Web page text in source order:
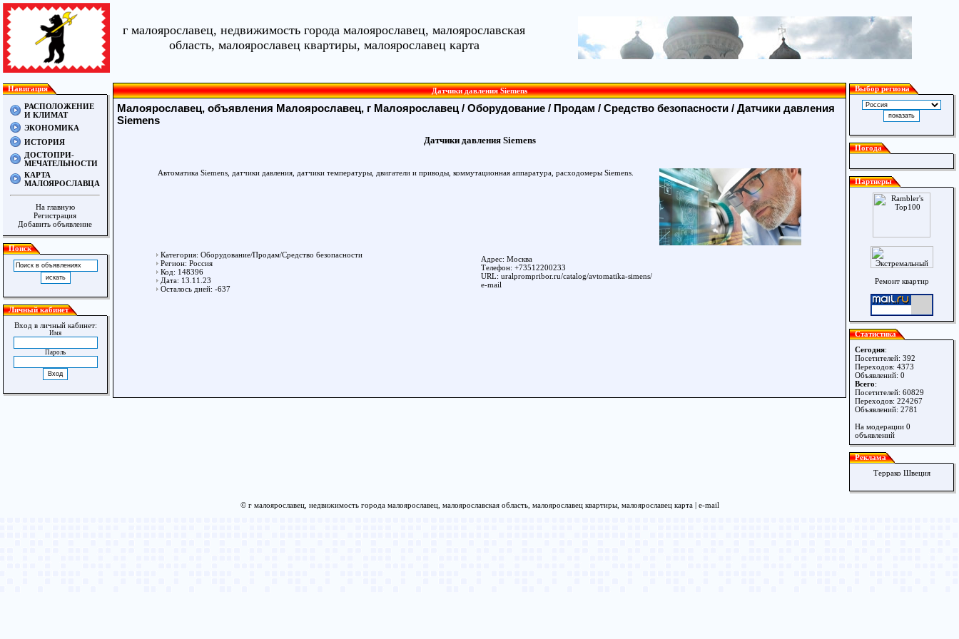
г малоярославец, недвижимость города малоярославец, малоярославская
область, малоярославец квартиры, малоярославец карта
Навигация
РАСПОЛОЖЕНИЕ
И КЛИМАТ
ЭКОНОМИКА
ИСТОРИЯ
ДОСТОПРИ-
МЕЧАТЕЛЬНОСТИ
КАРТА
МАЛОЯРОСЛАВЦА
На главную
Регистрация
Добавить объявление
Поиск
Личный кабинет
Вход в личный кабинет:
Имя
Пароль
Датчики давления Siemens
Малоярославец, объявления Малоярославец, г Малоярославец / Оборудование / Продам / Средство безопасности / Датчики давления
Siemens
Датчики давления Siemens
Автоматика Siemens, датчики давления, датчики температуры, двигатели и приводы, коммутационная аппаратура, расходомеры Siemens.
Категория: Оборудование/Продам/Средство безопасности
Регион: Россия
Код: 148396
Дата: 13.11.23
Осталось дней: -637
Адрес: Москва
Телефон: +73512200233
URL: uralprompribor.ru/catalog/avtomatika-simens/
e-mail
Выбор региона
Погода
Партнеры
Ремонт квартир
Статистика
Сегодня:
Посетителей: 392
Переходов: 4373
Объявлений: 0
Всего:
Посетителей: 60829
Переходов: 224267
Объявлений: 2781
На модерации 0
объявлений
Реклама
Террако Швеция
© г малоярославец, недвижимость города малоярославец, малоярославская область, малоярославец квартиры, малоярославец карта | e-mail